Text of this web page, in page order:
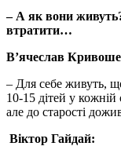
– А як вони
втратити…
В’ячеслав
– Для себе живуть,
10-15 дітей у кожній
але до старості
Віктор Гайдай: